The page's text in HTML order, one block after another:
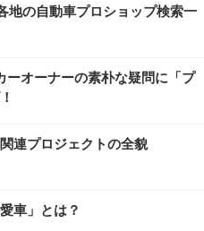
の自動車プロショップ検索一
ーオーナーの素朴な疑問に「プ
連プロジェクトの全貌
車」とは？